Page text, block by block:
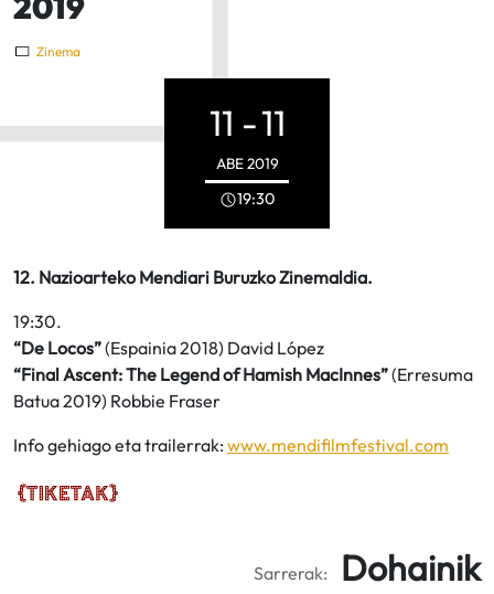
Zinema
11 -11
ABE2019
19:30
12. Nazioarteko Mendiari Buruzko Zinemaldia.
19:30.
“De Locos”(Espainia 2018) David López
“Final Ascent: The Legend of Hamish MacInnes”(Erresuma
Batua 2019) Robbie Fraser
Info gehiago eta trailerrak: www.mendifilmfestival.com
Sarrerak: Dohainik